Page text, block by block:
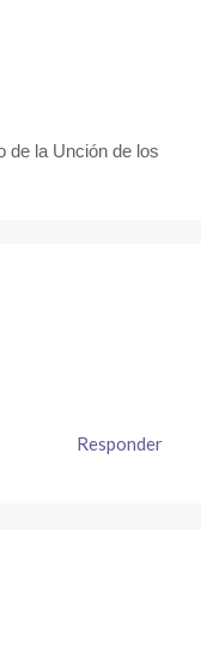
de la Unción de los
Responder